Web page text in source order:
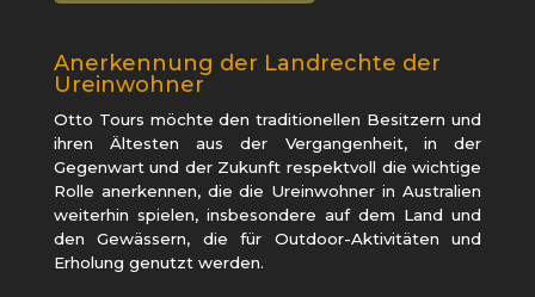
Anerkennung der Landrechte der
Ureinwohner
Otto Tours möchte den traditionellen Besitzern und
ihren Ältesten aus der Vergangenheit, in der
Gegenwart und der Zukunft respektvoll die wichtige
Rolle anerkennen, die die Ureinwohner in Australien
weiterhin spielen, insbesondere auf dem Land und
den Gewässern, die für Outdoor-Aktivitäten und
Erholung genutzt werden.